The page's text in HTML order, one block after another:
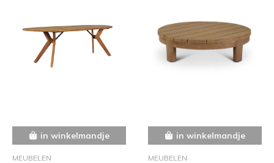
in winkelmandje
MEUBELEN
in winkelmandje
MEUBELEN